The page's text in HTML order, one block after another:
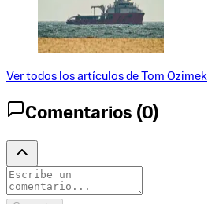
Ver todos los artículos de Tom Ozimek
Comentarios (0)